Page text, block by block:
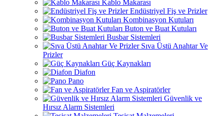
Kablo Makarası
Endüstriyel Fiş ve Prizler
Kombinasyon Kutuları
Buton ve Buat Kutuları
Busbar Sistemleri
Sıva Üstü Anahtar Ve
Prizler
Güç Kaynakları
Diafon
Pano
Fan ve Aspiratörler
Güvenlik ve
Hırsız Alarm Sistemleri